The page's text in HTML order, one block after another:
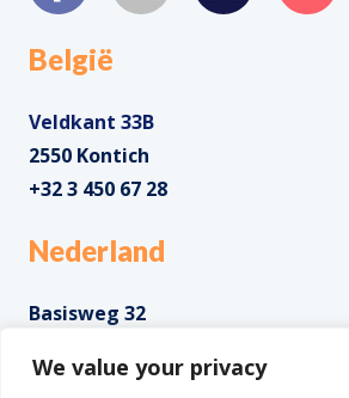
We value your privacy
België
Veldkant 33B
2550 Kontich
+32 3 450 67 28
Nederland
Basisweg 32
+31 85 0285 085